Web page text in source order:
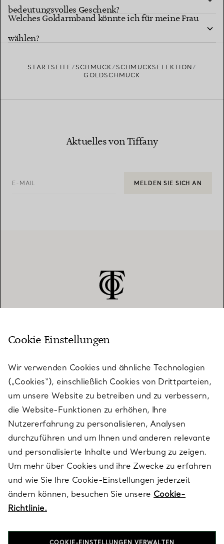
bedeutungsvolles Geschenk?
Welches Goldarmband könnte ich für meine Frau
wählen?
STARTSEITE SCHMUCK
SCHMUCKSELEKTION
GOLDSCHMUCK
Aktuelles von Tiffany
E-MAIL MELDEN SIE SICH AN
KUNDENSERVICE
SERVICES
ÜBER TIFFANY & CO.
RECHTLICHE HINWEISE
FOLGEN SIE UNS
Cookie-Einstellungen
Wir verwenden Cookies und ähnliche Technologien
(„Cookies“), einschließlich Cookies von Drittparteien,
um unsere Website zu betreiben und zu verbessern,
die Website-Funktionen zu erhöhen, Ihre
Nutzererfahrung zu personalisieren, Analysen
durchzuführen und um Ihnen und anderen relevante
und personalisierte Inhalte und Werbung zu zeigen.
Um mehr über Cookies und ihre Zwecke zu erfahren
und wie Sie Ihre Cookie-Einstellungen jederzeit
ändern können, besuchen Sie unsere Cookie-
Richtlinie.
COOKIE-EINSTELLUNGEN VERWALTEN